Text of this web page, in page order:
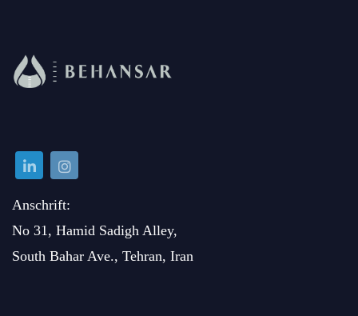
Anschrift:
No 31, Hamid Sadigh Alley,
South Bahar Ave., Tehran, Iran